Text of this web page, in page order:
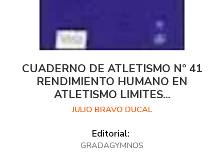
CUADERNO DE ATLETISMO Nº 41
RENDIMIENTO HUMANO EN
ATLETISMO LIMITES...
JULIO BRAVO DUCAL
Editorial:
GRADAGYMNOS